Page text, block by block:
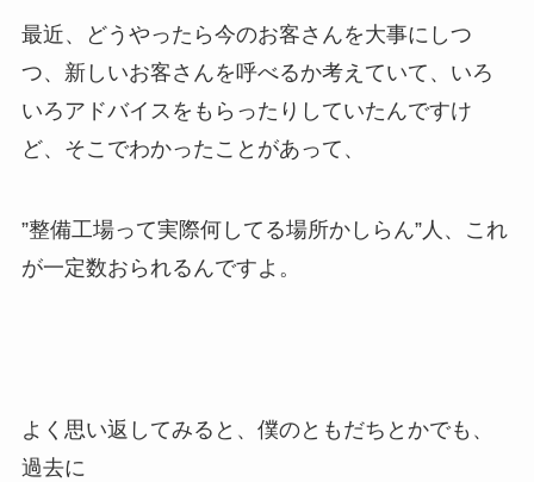
最近、どうやったら今のお客さんを大事にしつ
つ、新しいお客さんを呼べるか考えていて、いろ
いろアドバイスをもらったりしていたんですけ
ど、そこでわかったことがあって、
”整備工場って実際何してる場所かしらん”人、これ
が一定数おられるんですよ。
よく思い返してみると、僕のともだちとかでも、
過去に